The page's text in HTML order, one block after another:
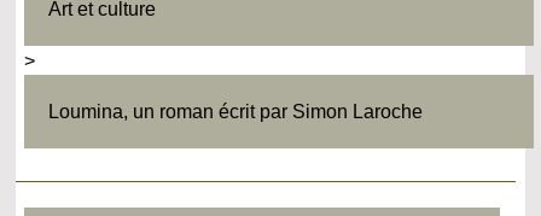
Art et culture
>
Loumina, un roman écrit par Simon Laroche